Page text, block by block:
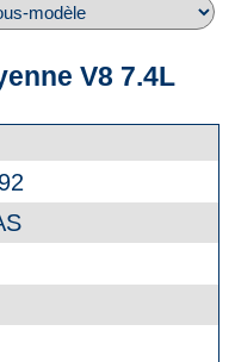
V8 7.4L